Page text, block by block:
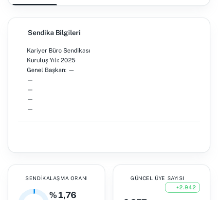
Sendika Bilgileri
Kariyer Büro Sendikası
Kuruluş Yılı: 2025
Genel Başkan: —
—
—
—
—
SENDIKALAŞMA ORANI
% 1,76
GÜNCEL ÜYE SAYISI
+2.942